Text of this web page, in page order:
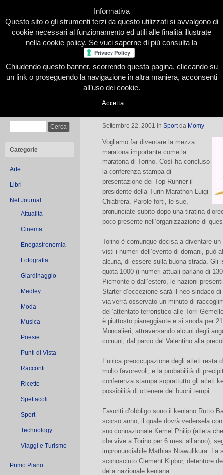
Home Presentazione Redazione Le nostre firme
Categorie
Arte
Libri
Net Journal
Attualità
Cinema
Enogastronomia
Fotografia
Giardinaggio
Medley
Moda
Musica
Poesie
Punti di Vista
Racconti
Ricette
Spettacoli
Sport
Technology
Viaggi e Turismo
Primo Piano
Turin Half Marathon
Settembre 22, 2001 in Sportda Momy
Vogliamo far diventare la mezza
maratona importante come la
maratona di Torino. Così ha concluso
la conferenza stampa di
presentazione dei Top Runner il
presidente della Turin Marathon Luigi
Chiabrera. Parole forti, le sue,
pronunciate subito dopo una tiratina
poco presente nell’organizzazione di
Torino è comunque decisa a diventare
visti i numeri dell’evento di domani, può
alcuna, di essere sulla buona strada. Gli
quota 1000 (i numeri attuali parlano di
Piemonte o dall’estero, le nazioni
Starter d’eccezione sarà il neo sindaco
via verrà osservato un minuto di
dell’attentato terroristico alle Torri
è piuttosto pianeggiante e si snoda per
Moncalieri, attraversando alcuni degli
comuni, dal parco del Valentino alla
L’unica preoccupazione degli atleti resta
molto favorevoli, e la probabilità di
conferenza stampa soprattutto gli atleti
possibilità di ottenere dei buoni tempi.
Favoriti d’obbligo sono il keniano Rutto
scorso anno, il quale dovrà vedersela
suo connazionale Kemei Philip (atleta
che vive a Torino per 6 mesi all’anno),
impronunciabile Mathias Ntawulikura. La
sconosciuto Clement Kipbor, detentore
della nazionale keniana.
Informativa
Questo sito o gli strumenti terzi da questo utilizzati si avvalgono di
cookie necessari al funzionamento ed utili alle finalità illustrate
nella cookie policy. Se vuoi saperne di più consulta la
Chiudendo questo banner, scorrendo questa pagina, cliccando su
un link o proseguendo la navigazione in altra maniera, acconsenti
all’uso dei cookie.
Accetta